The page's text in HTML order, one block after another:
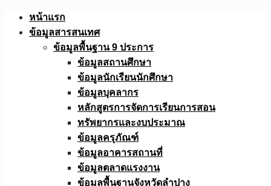
Skip
หน้าแรก
ข้อมูลสารสนเทศ
ข้อมูลพื้นฐาน 9 ประการ
ข้อมูลสถานศึกษา
ข้อมูลนักเรียนนักศึกษา
ข้อมูลบุคลากร
หลักสูตรการจัดการเรียนการสอน
ทรัพยากรและงบประมาณ
ข้อมูลครุภัณฑ์
ข้อมูลอาคารสถานที่
ข้อมูลตลาดแรงงาน
ข้อมูลพื้นฐานจังหวัดลำปาง